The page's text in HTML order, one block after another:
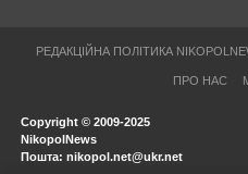
РЕДАКЦІЙНА ПОЛІТИКА
ПРО НАС
Copyright © 2009-2025
NikopolNews
Пошта: nikopol.net@ukr.net